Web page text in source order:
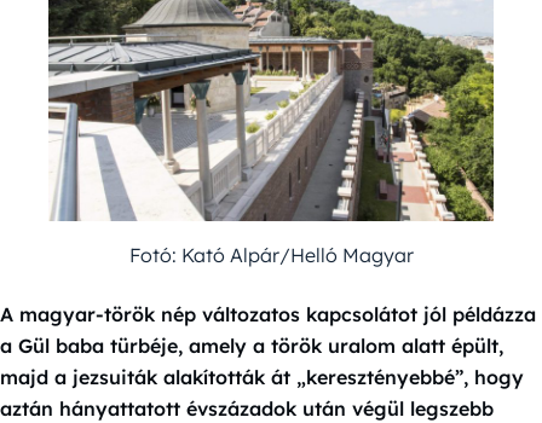
Fotó: Kató Alpár/Helló Magyar
A magyar-török nép változatos kapcsolátot jól példázza
a Gül baba türbéje, amely a török uralom alatt épült,
majd a jezsuiták alakították át „keresztényebbé”, hogy
aztán hányattatott évszázadok után végül legszebb